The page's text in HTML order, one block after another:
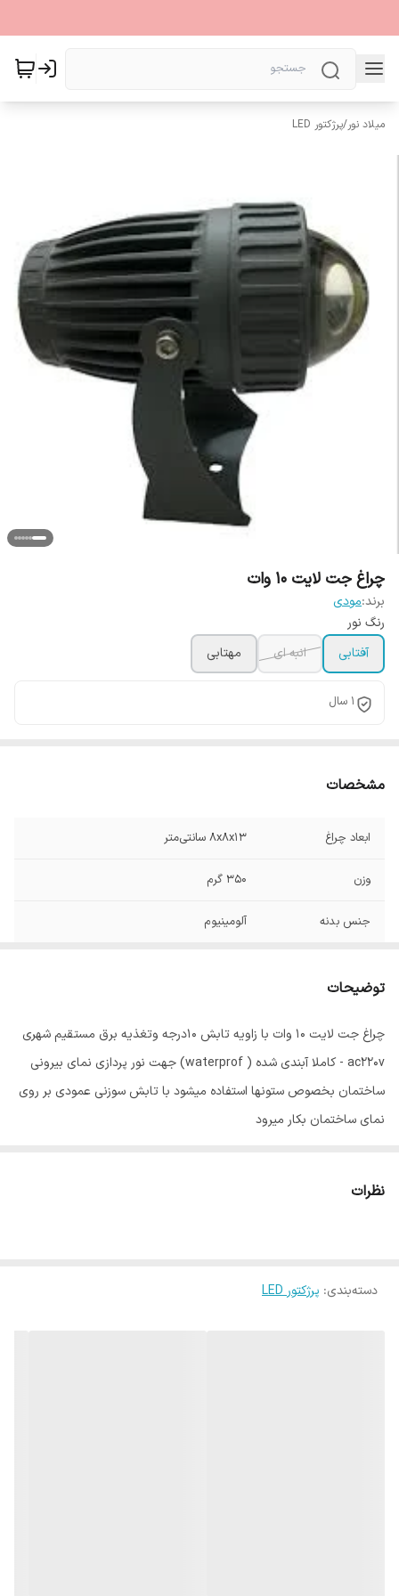
میلاد نور/پرژکتور LED
چراغ جت لایت 10 وات
برند:مودی
رنگ نور
آفتابی
انبه ای مهتابی
1 سال
مشخصات
ابعاد چراغ 8x8x13 سانتی‌متر
وزن 350 گرم
جنس بدنه آلومینیوم
جنس شیشه یا
حباب
توضیحات
چراغ جت لایت 10 وات با زاویه تابش 10درجه وتغذیه برق مستقیم شهری
ac220v - کاملا آبندی شده ( waterprof) جهت نور پردازی نمای بیرونی
ساختمان بخصوص ستونها استفاده میشود با تابش سوزنی عمودی بر روی
نمای ساختمان بکار میرود
نظرات
دسته‌بندی: پرژکتور LED